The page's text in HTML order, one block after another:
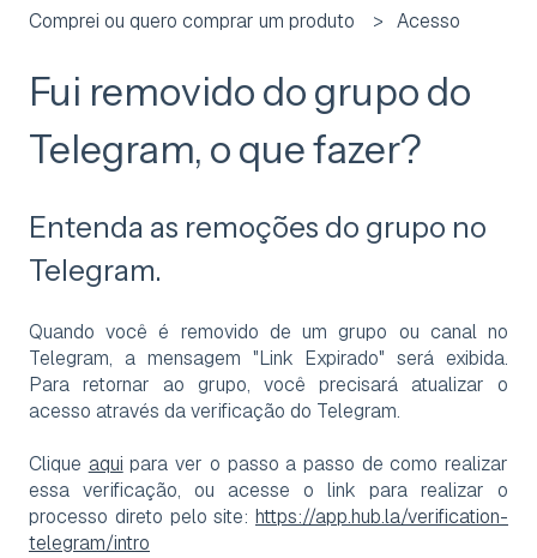
Comprei ou quero comprar um produto Acesso
Fui removido do grupo do
Telegram, o que fazer?
Entenda as remoções do grupo no
Telegram.
Quando você é removido de um grupo ou canal no
Telegram, a mensagem "Link Expirado" será exibida.
Para retornar ao grupo, você precisará atualizar o
acesso através da verificação do Telegram.
Clique aqui para ver o passo a passo de como realizar
essa verificação, ou acesse o link para realizar o
processo direto pelo site: https://app.hub.la/verification-
telegram/intro